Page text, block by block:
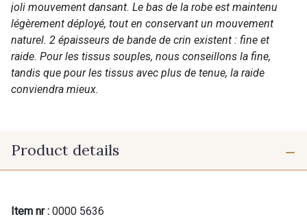
joli mouvement dansant. Le bas de la robe est maintenu
légèrement déployé, tout en conservant un mouvement
naturel. 2 épaisseurs de bande de crin existent : fine et
raide. Pour les tissus souples, nous conseillons la fine,
tandis que pour les tissus avec plus de tenue, la raide
conviendra mieux.
Product details
Item nr : 0000 5636